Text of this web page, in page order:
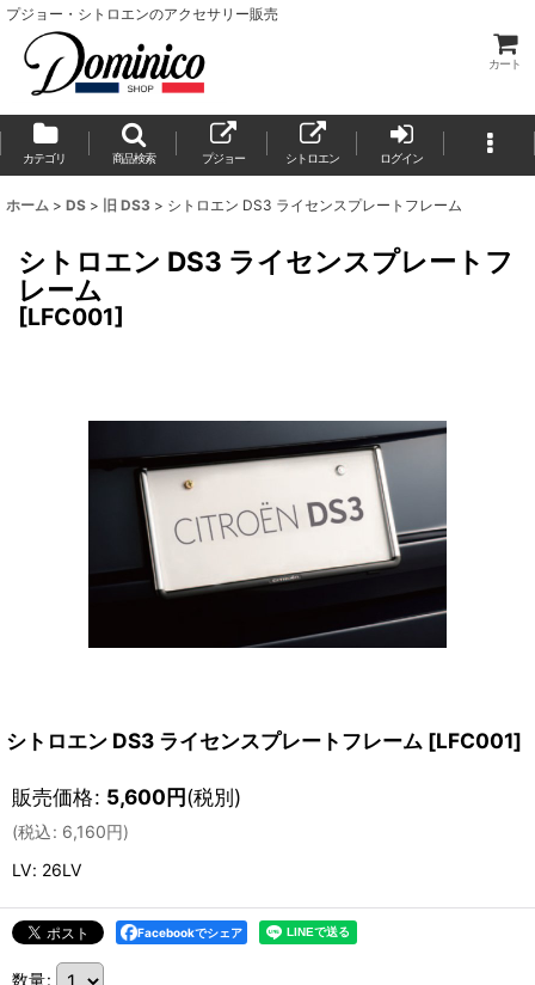
プジョー・シトロエンのアクセサリー販売
カート
カテゴリ 商品検索 プジョー シトロエン ログイン
ホーム > DS > 旧 DS3 > シトロエン DS3 ライセンスプレートフレーム
シトロエン DS3 ライセンスプレートフ
レーム
[LFC001]
シトロエン DS3 ライセンスプレートフレーム [LFC001]
販売価格: 5,600円(税別)
(税込: 6,160円)
LV: 26LV
Facebookでシェア
数量: